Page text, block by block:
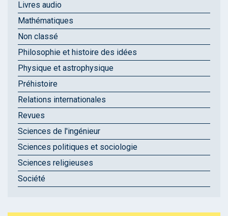
Livres audio
Mathématiques
Non classé
Philosophie et histoire des idées
Physique et astrophysique
Préhistoire
Relations internationales
Revues
Sciences de l'ingénieur
Sciences politiques et sociologie
Sciences religieuses
Société